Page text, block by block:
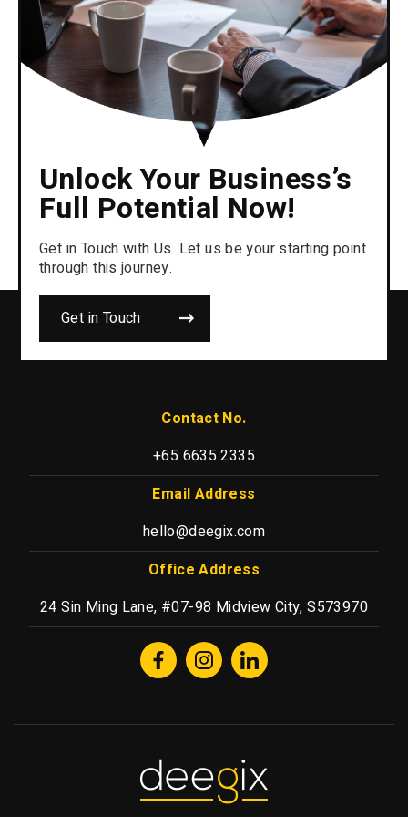
Unlock Your Business’s
Full Potential Now!
Get in Touch with Us. Let us be your starting point
through this journey.
Get in Touch
Contact No.
+65 6635 2335
Email Address
hello@deegix.com
Office Address
24 Sin Ming Lane, #07-98 Midview City, S573970